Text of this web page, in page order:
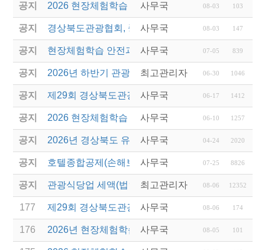
공지 2026 현장체험학습 안전과정(신규. 재강습) 교육 성
사무국 08-03 103
공지 경상북도관광협회, 중국 단동 해외여행상품 개발 팸
사무국 08-03 147
공지 현장체험학습 안전과정(신규/재강습) 안내
사무국 07-05 839
공지 2026년 하반기 관광진흥개발기금 융자 시행 안내
최고관리자 06-30 1046
공지 제29회 경상북도관광기념품공모전 개최
사무국 06-17 1412
공지 2026 현장체험학습 안전과정(신규.재강습)
사무국 06-10 1257
공지 2026년 경상북도 유니크베뉴를 활용한 MICE행사
사무국 04-24 2020
공지 호텔종합공제(손해보험) 서비스 안내
사무국 07-25 8826
공지 관광식당업 세액(법인세 및 소득세)감면 제도 안내
최고관리자 08-06 12352
177 제29회 경상북도관광기념품공모전 결과발표
사무국 08-06 174
176 2026년 현장체험학습 안전과정(신규.재강습) 교육
사무국 08-05 101